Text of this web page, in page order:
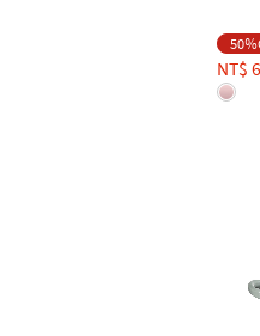
50％
NT$